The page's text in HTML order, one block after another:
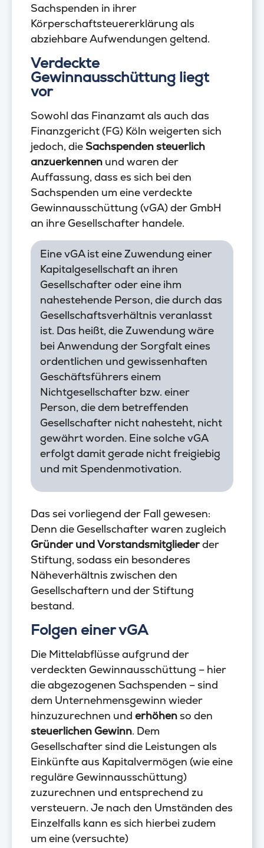
Sachspenden in ihrer
Körperschaftsteuererklärung als
abziehbare Aufwendungen geltend.
Verdeckte
Gewinnausschüttung liegt
vor
Sowohl das Finanzamt als auch das
Finanzgericht (FG) Köln weigerten sich
jedoch, dieSachspenden steuerlich
anzuerkennen und waren der
Auffassung, dass es sich bei den
Sachspenden um eine verdeckte
Gewinnausschüttung (vGA) der GmbH
an ihre Gesellschafter handele.
Eine vGA ist eine Zuwendung einer
Kapitalgesellschaft an ihren
Gesellschafter oder eine ihm
nahestehende Person, die durch das
Gesellschaftsverhältnis veranlasst
ist. Das heißt, die Zuwendung wäre
bei Anwendung der Sorgfalt eines
ordentlichen und gewissenhaften
Geschäftsführers einem
Nichtgesellschafter bzw. einer
Person, die dem betreffenden
Gesellschafter nicht nahesteht, nicht
gewährt worden. Eine solche vGA
erfolgt damit gerade nicht freigiebig
und mit Spendenmotivation.
Das sei vorliegend der Fall gewesen:
Denn die Gesellschafter waren zugleich
Gründer und Vorstandsmitgliederder
Stiftung, sodass ein besonderes
Näheverhältnis zwischen den
Gesellschaftern und der Stiftung
bestand.
Folgen einer vGA
Die Mittelabflüsse aufgrund der
verdeckten Gewinnausschüttung – hier
die abgezogenen Sachspenden – sind
dem Unternehmensgewinn wieder
hinzuzurechnen und erhöhenso den
steuerlichen Gewinn. Dem
Gesellschafter sind die Leistungen als
Einkünfte aus Kapitalvermögen (wie eine
reguläre Gewinnausschüttung)
zuzurechnen und entsprechend zu
versteuern. Je nach den Umständen des
Einzelfalls kann es sich hierbei zudem
um eine (versuchte)